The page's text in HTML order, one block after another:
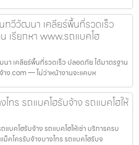
ทวีวัฒนา เคลียร์พื้นที่รวดเร็ว
เรียกหา www.รถแบคโฮ
า เคลียร์พื้นที่รวดเร็ว ปลอดภัย ได้มาตรฐาน
าง.com — ไม่ว่าหน้างานจะแคบห
ไทร รถแบคโฮรับจ้าง รถแบคโฮให้
แบคโฮรับจ้าง รถแบคโฮให้เช่า บริการครบ
ม็คโครรับจ้างบางไทร รถแบคโฮรับจ